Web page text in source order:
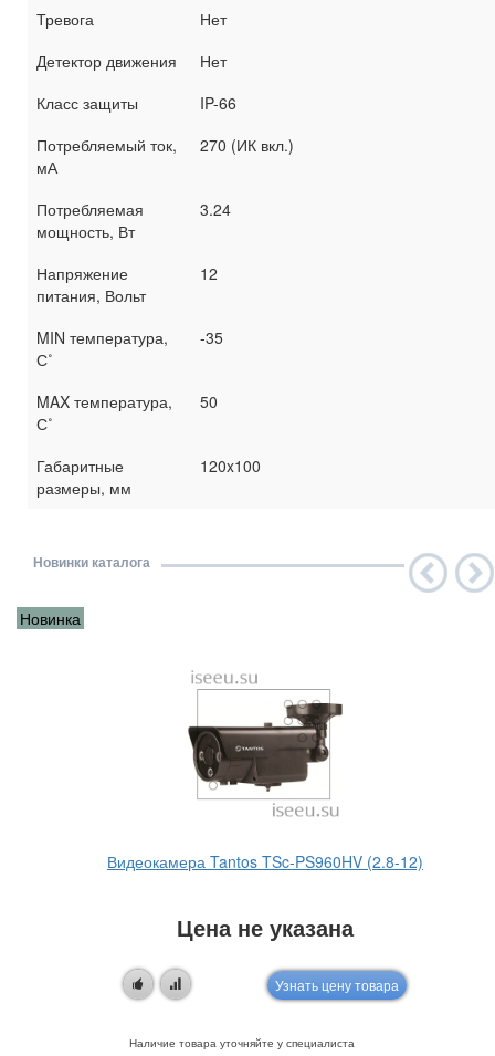
Тревога
Нет
Детектор движения
Нет
Класс защиты
IP-66
Потребляемый ток,
мА
270 (ИК вкл.)
Потребляемая
мощность, Вт
3.24
Напряжение
питания, Вольт
12
MIN температура,
С˚
-35
MAX температура,
С˚
50
Габаритные
размеры, мм
120x100
Новинки каталога
Новинка
Видеокамера Tantos TSc-PS960HV (2.8-12)
Цена не указана
Узнать цену товара
Наличие товара уточняйте у специалиста